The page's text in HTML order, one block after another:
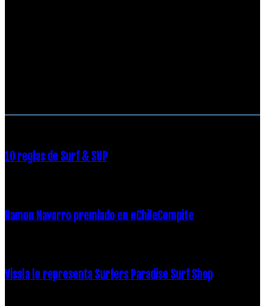
10 reglas de Surf & SUP
Ramon Navarro premiado en #ChileCompite
Vissla lo representa Surfers Paradise Surf Shop